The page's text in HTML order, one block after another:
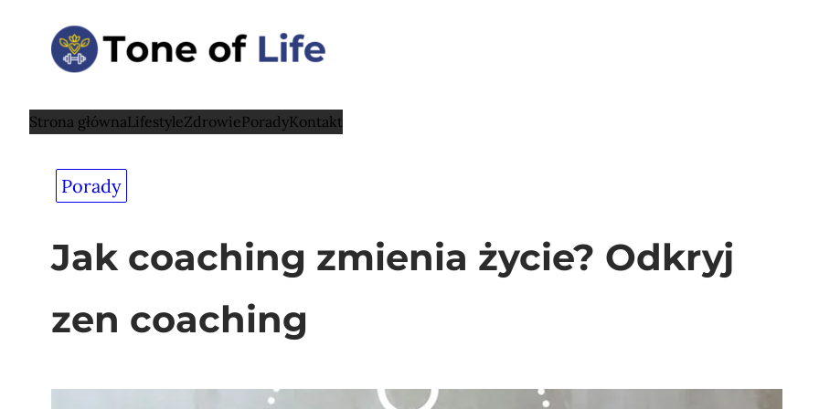
Przejdź
Strona głównaLifestyleZdrowiePoradyKontakt
Porady
Jak coaching zmienia życie? Odkryj
zen coaching